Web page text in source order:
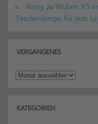
Romy zu Wuben X5
Taschenlampe für jede
VERGANGENES
Vergangenes
KATEGORIEN